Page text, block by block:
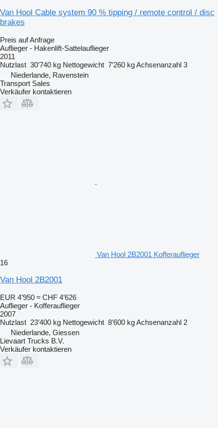
Van Hool Cable system 90 % tipping / remote control / disc
brakes
Preis auf Anfrage
Auflieger - Hakenlift-Sattelauflieger
2011
Nutzlast 30’740 kg Nettogewicht 7’260 kgAchsenanzahl 3
Niederlande, Ravenstein
Transport Sales
Verkäufer kontaktieren
Van Hool 2B2001 Kofferauflieger
16
Van Hool 2B2001
EUR 4’950 ≈ CHF 4’626
Auflieger - Kofferauflieger
2007
Nutzlast 23’400 kg Nettogewicht 8’600 kgAchsenanzahl 2
Niederlande, Giessen
Lievaart Trucks B.V.
Verkäufer kontaktieren